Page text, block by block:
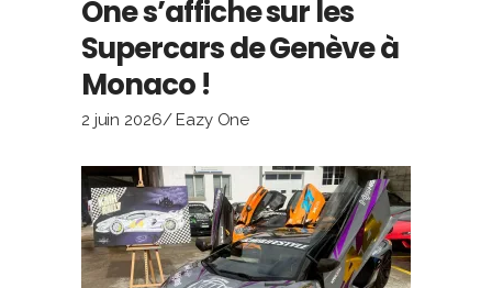
One s’affiche sur les
Supercars de Genève à
Monaco !
2 juin 2026 Eazy One